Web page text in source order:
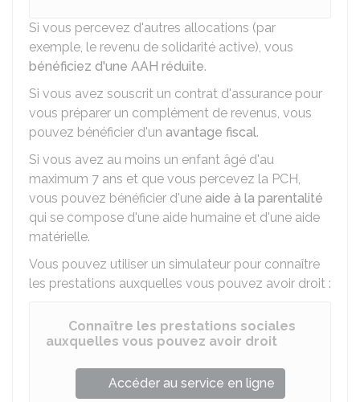
Si vous percevez d'autres allocations (par
exemple, le revenu de solidarité active), vous
bénéficiez d'une AAH réduite.
Si vous avez souscrit un contrat d'assurance pour
vous préparer un complément de revenus, vous
pouvez bénéficier d'un avantage fiscal.
Si vous avez au moins un enfant âgé d'au
maximum 7 ans et que vous percevez la PCH,
vous pouvez bénéficier d'une aide à la parentalité
qui se compose d'une aide humaine et d'une aide
matérielle.
Vous pouvez utiliser un simulateur pour connaître
les prestations auxquelles vous pouvez avoir droit :
Connaître les prestations sociales
auxquelles vous pouvez avoir droit
Accéder au service en ligne